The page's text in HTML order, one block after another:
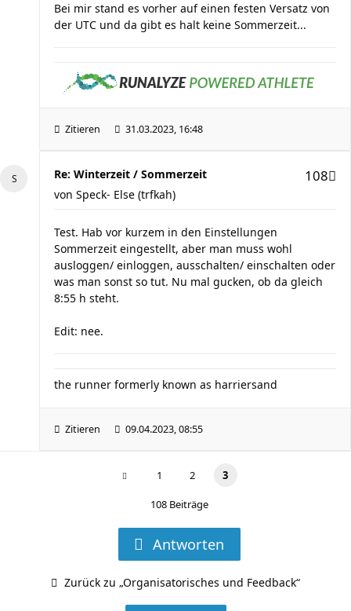
Bei mir stand es vorher auf einen festen Versatz von
der UTC und da gibt es halt keine Sommerzeit...
Zitieren 31.03.2023, 16:48
Re: Winterzeit / Sommerzeit 108
von Speck- Else (trfkah)
Test. Hab vor kurzem in den Einstellungen
Sommerzeit eingestellt, aber man muss wohl
ausloggen/ einloggen, ausschalten/ einschalten oder
was man sonst so tut. Nu mal gucken, ob da gleich
8:55 h steht.
Edit: nee.
the runner formerly known as harriersand
Zitieren 09.04.2023, 08:55
1 2 3
108 Beiträge
Antworten
Zurück zu „Organisatorisches und Feedback“